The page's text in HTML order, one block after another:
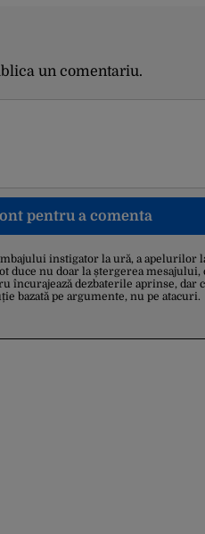
un comentariu.
pentru a comenta
instigator la ură, a apelurilor
duce nu doar la ștergerea mesajului,
încurajează dezbaterile aprinse,
bazată pe argumente, nu pe atacuri.